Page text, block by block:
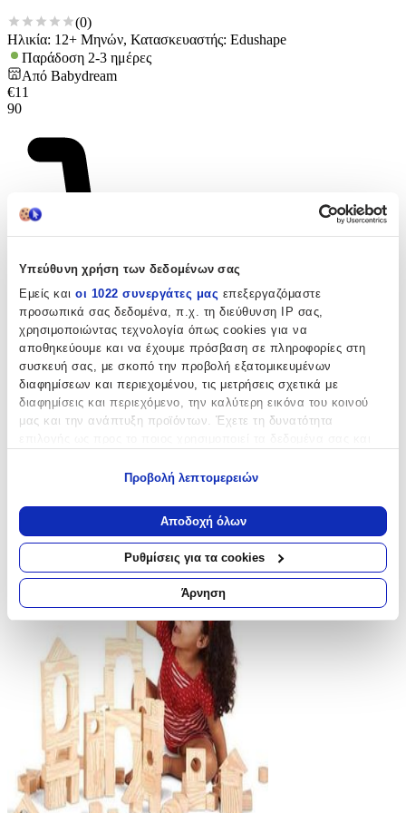
Υπεύθυνη χρήση των δεδομένων σας
Εμείς και οι 1022 συνεργάτες μας επεξεργαζόμαστε
προσωπικά σας δεδομένα, π.χ. τη διεύθυνση IP σας,
χρησιμοποιώντας τεχνολογία όπως cookies για να
αποθηκεύουμε και να έχουμε πρόσβαση σε πληροφορίες στη
συσκευή σας, με σκοπό την προβολή εξατομικευμένων
διαφημίσεων και περιεχομένου, τις μετρήσεις σχετικά με
διαφημίσεις και περιεχόμενο, την καλύτερη εικόνα του κοινού
μας και την ανάπτυξη προϊόντων. Έχετε τη δυνατότητα
Να συλλέξουμε πληροφορίες σχετικά με τη γεωγραφική
σας τοποθεσία, οι οποίες μπορεί να είναι ακριβείς σε
απόσταση μερικών μέτρων
Να αναγνωρίσουμε τη συσκευή σας σαρώνοντας ενεργά
για συγκεκριμένα χαρακτηριστικά (δακτυλικό αποτύπωμα)
Μάθετε περισσότερα σχετικά με τον τρόπο επεξεργασίας των
προσωπικών σας δεδομένων και καθορίστε τις προτιμήσεις σας
ενότητα “Λεπτομέρειες”. Μπορείτε να αλλάξετε ή να
ανακαλέσετε τη συγκατάθεσή σας ανά πάσα στιγμή από τη
Δήλωση Cookies.
Χρησιμοποιούμε cookies ώστε η τοποθεσία μας να λειτουργεί
σωστά, να εξατομικεύουμε περιεχόμενο και διαφημίσεις, να
παρέχουμε λειτουργίες μέσων κοινωνικής δικτύωσης και να
αναλύουμε την κυκλοφορία μας. Εμείς και οι 1022 συνεργάτες
μας επεξεργαζόμαστε προσωπικά σας δεδομένα, π.χ. τη
διεύθυνση IP σας, χρησιμοποιώντας τεχνολογία όπως cookies
Προβολή λεπτομερειών
Αποδοχή όλων
Ρυθμίσεις για τα cookies
Άρνηση
(0)
Ηλικία: 12+ Μηνών, Κατασκευαστής: Edushape
Παράδοση 2-3 ημέρες
Από Babydream
€11
90